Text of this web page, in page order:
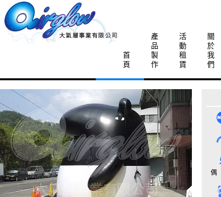
首
頁
產
品
製
作
活
動
租
賃
關
於
我
們
偶